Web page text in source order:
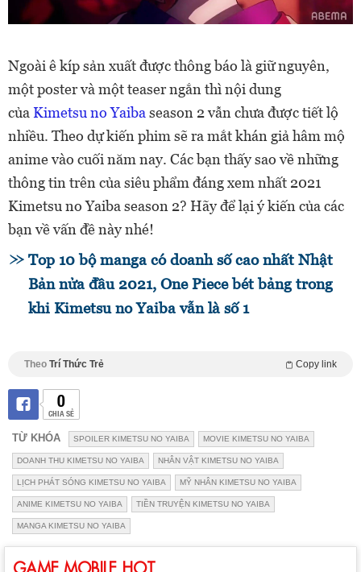
Ngoài ê kíp sản xuất được thông báo là giữ nguyên,
một poster và một teaser ngắn thì nội dung
của Kimetsu no Yaiba season 2 vẫn chưa được tiết lộ
nhiều. Theo dự kiến phim sẽ ra mắt khán giả hâm mộ
anime vào cuối năm nay. Các bạn thấy sao về những
thông tin trên của siêu phẩm đáng xem nhất 2021
Kimetsu no Yaiba season 2? Hãy để lại ý kiến của các
bạn về vấn đề này nhé!
Top 10 bộ manga có doanh số cao nhất Nhật
Bản nửa đầu 2021, One Piece bét bảng trong
khi Kimetsu no Yaiba vẫn là số 1
Theo Trí Thức Trẻ Copy link
0
CHIA SẺ
TỪ KHÓA SPOILER KIMETSU NO YAIBA MOVIE KIMETSU NO YAIBA
DOANH THU KIMETSU NO YAIBA NHÂN VẬT KIMETSU NO YAIBA
LỊCH PHÁT SÓNG KIMETSU NO YAIBA MỸ NHÂN KIMETSU NO YAIBA
ANIME KIMETSU NO YAIBA TIỀN TRUYỆN KIMETSU NO YAIBA
MANGA KIMETSU NO YAIBA
GAME MOBILE HOT